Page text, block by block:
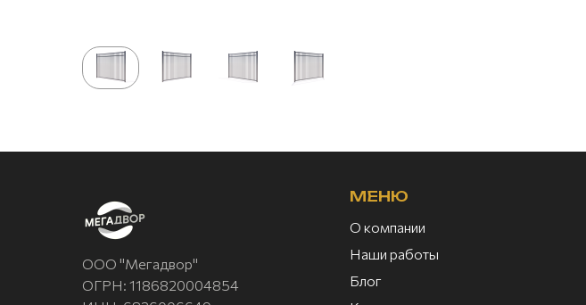
ООО "Мегадвор"
ОГРН: 1186820004854
МЕНЮ
О компании
Наши работы
Блог